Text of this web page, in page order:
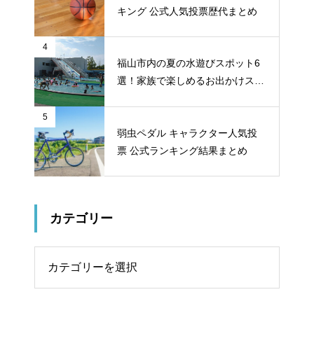
キング 公式人気投票歴代まとめ
4
福山市内の夏の水遊びスポット6
選！家族で楽しめるお出かけスポ
5
弱虫ペダル キャラクター人気投
票 公式ランキング結果まとめ
カテゴリー